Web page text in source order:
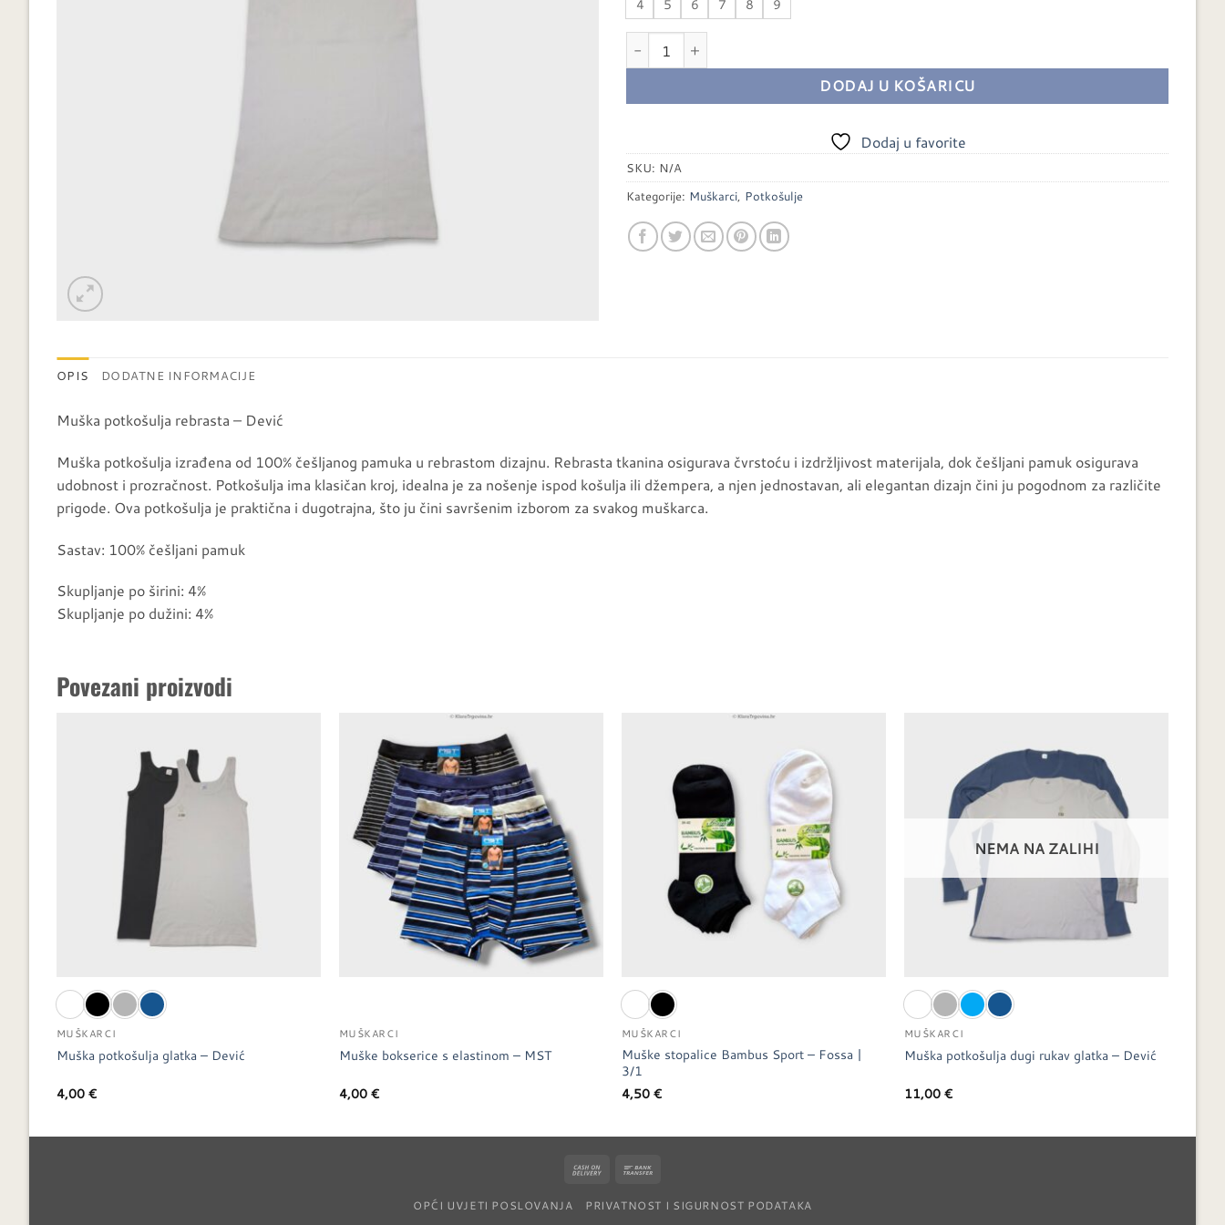
4 5 6 7 8 9
DODAJ U KOŠARICU
Dodaj u favorite
SKU: N/A
Kategorije: Muškarci, Potkošulje
OPIS DODATNE INFORMACIJE
Muška potkošulja rebrasta – Dević
Muška potkošulja izrađena od 100% češljanog pamuka u rebrastom dizajnu. Rebrasta tkanina osigurava čvrstoću i izdržljivost materijala, dok češljani pamuk osigurava
udobnost i prozračnost. Potkošulja ima klasičan kroj, idealna je za nošenje ispod košulja ili džempera, a njen jednostavan, ali elegantan dizajn čini ju pogodnom za različite
prigode. Ova potkošulja je praktična i dugotrajna, što ju čini savršenim izborom za svakog muškarca.
Sastav: 100% češljani pamuk
Skupljanje po širini: 4%
Skupljanje po dužini: 4%
Povezani proizvodi
MUŠKARCI
Muška potkošulja glatka – Dević
4,00€
MUŠKARCI
Muške bokserice s elastinom – MST
4,00€
MUŠKARCI
Muške stopalice Bambus Sport – Fossa |
3/1
4,50€
NEMA NA ZALIHI
MUŠKARCI
Muška potkošulja dugi rukav glatka – Dević
11,00€
Cash
Delivery
OPĆI UVJETI POSLOVANJA PRIVATNOST I SIGURNOST PODATAKA